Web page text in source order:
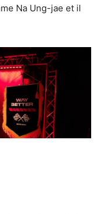
Na Ung-jae et il